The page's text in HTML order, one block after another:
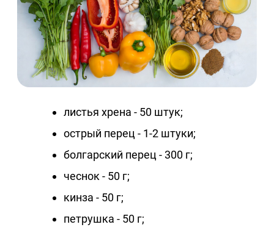
листья хрена - 50 штук;
острый перец - 1-2 штуки;
болгарский перец - 300 г;
чеснок - 50 г;
кинза - 50 г;
петрушка - 50 г;